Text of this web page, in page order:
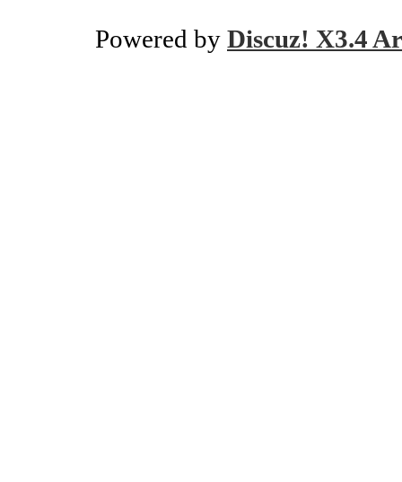
Powered by Discuz! X3.4